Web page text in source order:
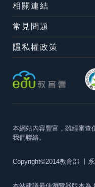
相關連結
常見問題
隱私權政策
本網站內容豐富，雖經審查
我們聯絡。
Copyright©2014教育部 丨